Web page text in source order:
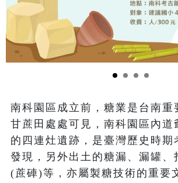
南科園區成立前，糖業是台南重
甘蔗田處處可見，南科園區內道
的四連灶遺跡，是臺灣歷史時期
發現，另外出土的糖漏、漏罐、
(蔗硨)等，亦屬製糖技術的重要